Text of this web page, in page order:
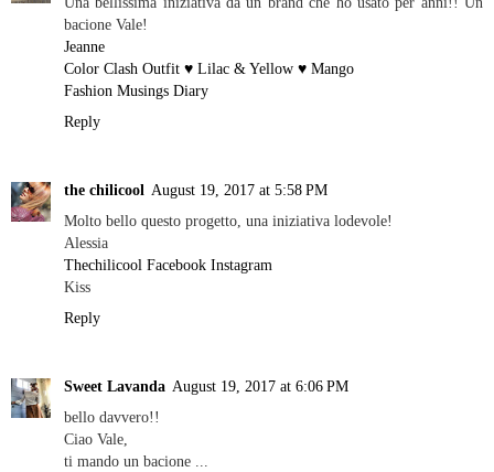
bacione Vale!
Jeanne
Color Clash Outfit ♥ Lilac & Yellow ♥ Mango
Fashion Musings Diary
Reply
the chilicool August 19, 2017 at 5:58 PM
Molto bello questo progetto, una iniziativa lodevole!
Alessia
Thechilicool Facebook Instagram
Kiss
Reply
Sweet Lavanda August 19, 2017 at 6:06 PM
bello davvero!!
Ciao Vale,
ti mando un bacione ...